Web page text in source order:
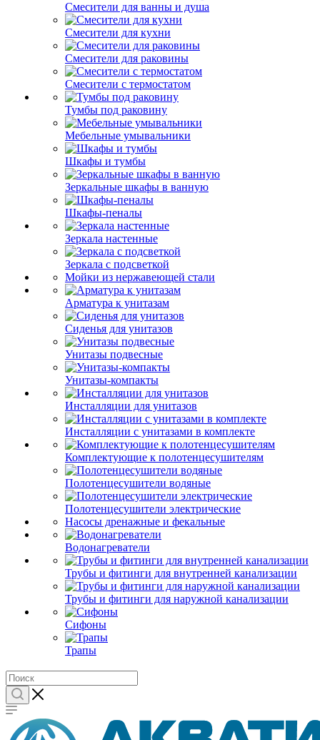
Смесители для ванны и душа
Смесители для кухни
Смесители для раковины
Смесители с термостатом
Тумбы под раковину
Мебельные умывальники
Шкафы и тумбы
Зеркальные шкафы в ванную
Шкафы-пеналы
Зеркала настенные
Зеркала с подсветкой
Мойки из нержавеющей стали
Арматура к унитазам
Сиденья для унитазов
Унитазы подвесные
Унитазы-компакты
Инсталляции для унитазов
Инсталляции с унитазами в комплекте
Комплектующие к полотенцесушителям
Полотенцесушители водяные
Полотенцесушители электрические
Насосы дренажные и фекальные
Водонагреватели
Трубы и фитинги для внутренней канализации
Трубы и фитинги для наружной канализации
Сифоны
Трапы